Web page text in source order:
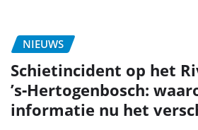
NIEUWS
Schietincident op het
’s‑Hertogenbosch:
informatie nu het